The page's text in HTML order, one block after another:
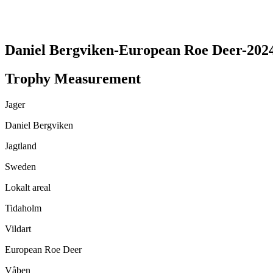
Daniel Bergviken-European Roe Deer-
Trophy Measurement
Jager
Daniel Bergviken
Jagtland
Sweden
Lokalt areal
Tidaholm
Vildart
European Roe Deer
Våben